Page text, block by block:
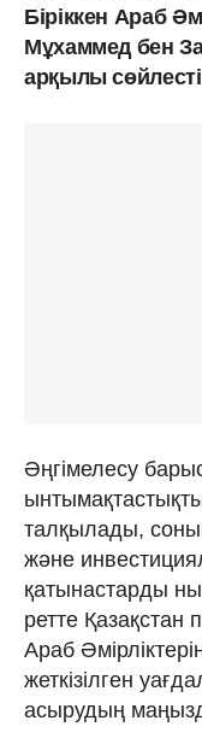
Біріккен Араб
Мұхаммед бен
арқылы
Әңгімелесу
талқылады,
және
қатынастарды
ретте Қазақстан
Араб
жеткізілген
асырудың